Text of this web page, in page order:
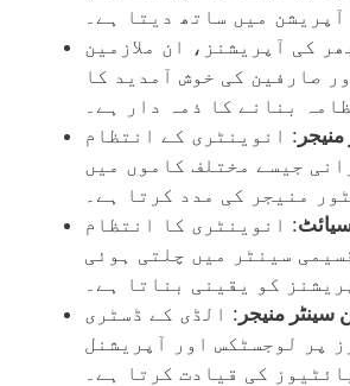
آپریشن میں ساتھ دیتا ہے۔
کی آپریشنز، ان ملازمین
صارفین کی خوش آمدید کا
بنانے کا ذمہ دار ہے۔
: انوینٹری کے انتظام
جیسے مختلف کاموں میں
منیجر کی مدد کرتا ہے۔
: انوینٹری کا انتظام
سینٹر میں چلتی ہوئی
کو یقینی بناتا ہے۔
منیجر : الڈی کے ڈسٹری
پر لوجسٹکس اور آپریشنل
کی قیادت کرتا ہے۔